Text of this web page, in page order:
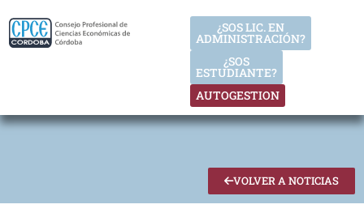
AUTOGESTION
¿SOS
ESTUDIANTE?
¿SOS LIC. EN
ADMINISTRACIÓN?
VOLVER A NOTICIAS